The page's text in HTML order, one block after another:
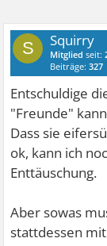
S Squirry
Mitglied seit:
Beiträge:327
Entschuldige
"Freunde"
Dass sie
ok, kann ich
Enttäuschung.
Aber sowas
stattdessen